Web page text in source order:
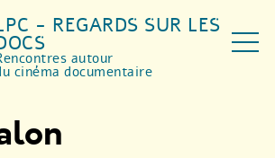
- REGARDS SUR LES
autour
cinéma documentaire